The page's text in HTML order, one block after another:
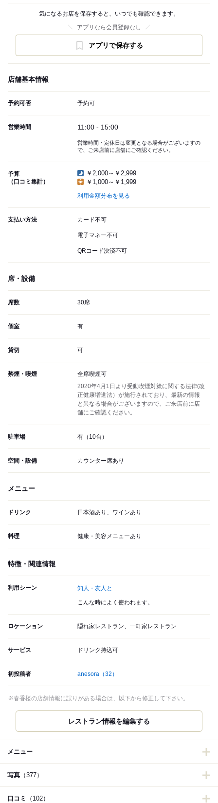
気になるお店を保存すると、いつでも確認できます。
アプリなら会員登録なし
アプリで保存する
店舗基本情報
予約可否 予約可
営業時間 11:00 - 15:00
営業時間・定休日は変更となる場合がございますの
で、ご来店前に店舗にご確認ください。
予算
（口コミ集計）
￥2,000～￥2,999
￥1,000～￥1,999
利用金額分布を見る
支払い方法 カード不可
電子マネー不可
QRコード決済不可
席・設備
席数 30席
個室 有
貸切 可
禁煙・喫煙
全席喫煙可
2020年4月1日より受動喫煙対策に関する法律(改
正健康増進法）が施行されており、最新の情報
と異なる場合がございますので、ご来店前に店
舗にご確認ください。
駐車場 有（10台）
空間・設備 カウンター席あり
メニュー
ドリンク 日本酒あり、ワインあり
料理 健康・美容メニューあり
特徴・関連情報
利用シーン 知人・友人と
こんな時によく使われます。
ロケーション 隠れ家レストラン、一軒家レストラン
サービス ドリンク持込可
初投稿者 anesora （32）
※春香楼の店舗情報に誤りがある場合は、以下から修正して下さい。
レストラン情報を編集する
メニュー
写真 （377）
口コミ （102）